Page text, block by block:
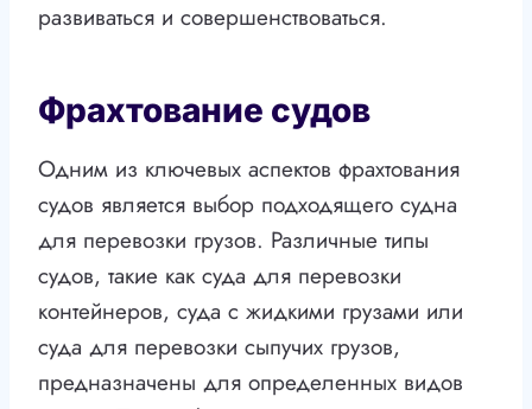
развиваться и совершенствоваться.
Фрахтование судов
Одним из ключевых аспектов фрахтования
судов является выбор подходящего судна
для перевозки грузов. Различные типы
судов, такие как суда для перевозки
контейнеров, суда с жидкими грузами или
суда для перевозки сыпучих грузов,
предназначены для определенных видов